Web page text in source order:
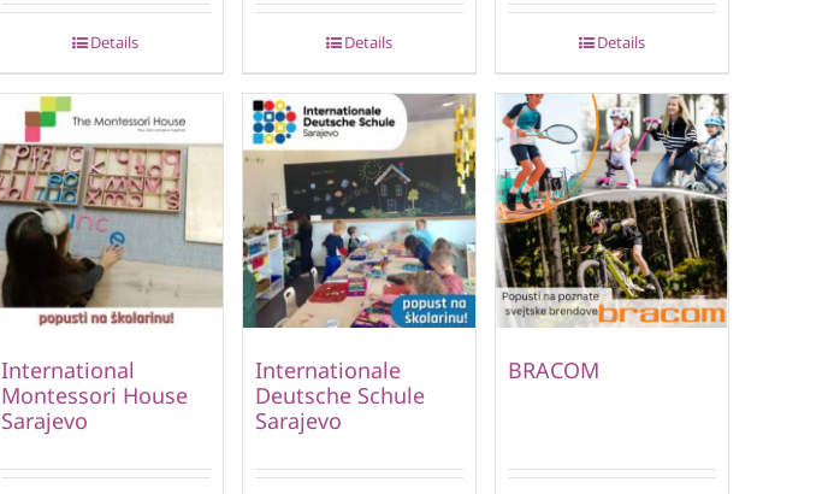
Details Details Details
International
Montessori House
Sarajevo
Internationale
Deutsche Schule
Sarajevo
BRACOM